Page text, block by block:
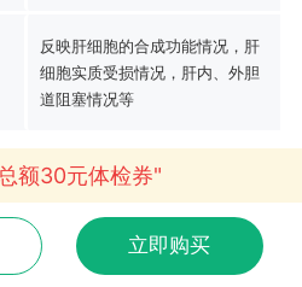
反映肝细胞的合成功能情况，肝
细胞实质受损情况，肝内、外胆
道阻塞情况等
额30元体检券"
立即购买